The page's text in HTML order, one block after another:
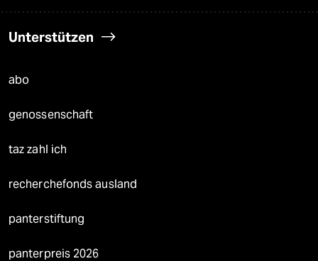
Unterstützen
abo
genossenschaft
taz zahl ich
recherchefonds ausland
panterstiftung
panterpreis 2026